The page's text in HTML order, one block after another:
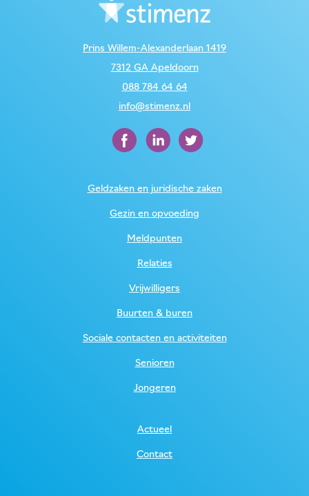
Prins Willem-Alexanderlaan 1419
7312 GA Apeldoorn
088 784 64 64
info@stimenz.nl
Geldzaken en juridische zaken
Gezin en opvoeding
Meldpunten
Relaties
Vrijwilligers
Buurten & buren
Sociale contacten en activiteiten
Senioren
Jongeren
Actueel
Contact